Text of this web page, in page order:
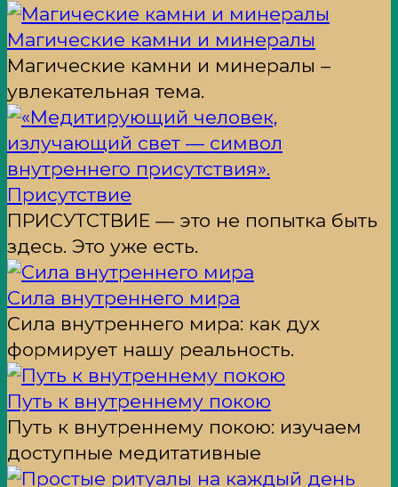
Магические камни и минералы
Магические камни и минералы –
увлекательная тема.
Присутствие
ПРИСУТСТВИЕ — это не попытка быть
здесь. Это уже есть.
Сила внутреннего мира
Сила внутреннего мира: как дух
формирует нашу реальность.
Путь к внутреннему покою
Путь к внутреннему покою: изучаем
доступные медитативные